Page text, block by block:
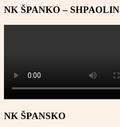
NK ŠPANKO – SHPAOLIN
NK ŠPANSKO